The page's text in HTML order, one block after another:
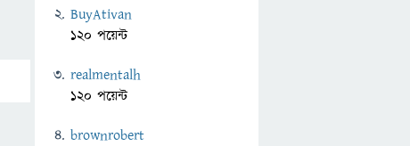
BuyAtivan
120 পয়েন্ট
realmentalh
120 পয়েন্ট
brownrobert